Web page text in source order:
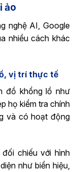
ảo
nghệ AI, Google
nhiều cách khác
vị trí thực tế
đồ khổng lồ như
họ kiểm tra chính
và có hoạt động
chiếu với hình
như biển hiệu,